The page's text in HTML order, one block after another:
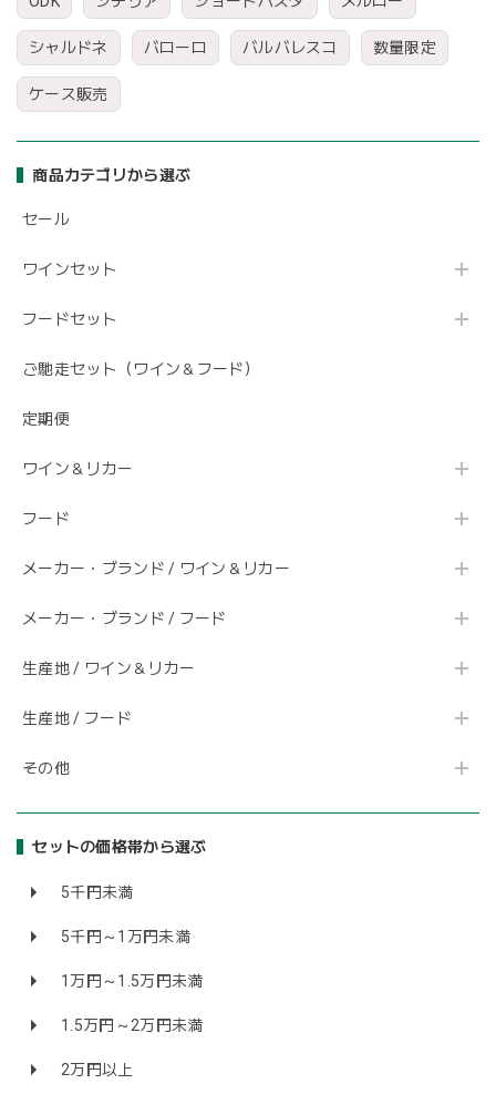
シャルドネ バローロ バルバレスコ 数量限定
ケース販売
商品カテゴリから選ぶ
セール
ワインセット
フードセット
ご馳走セット（ワイン＆フード）
定期便
ワイン＆リカー
フード
メーカー・ブランド / ワイン＆リカー
メーカー・ブランド / フード
生産地 / ワイン＆リカー
生産地 / フード
その他
セットの価格帯から選ぶ
5千円未満
5千円～1万円未満
1万円～1.5万円未満
1.5万円～2万円未満
2万円以上